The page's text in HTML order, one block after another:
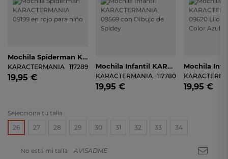
Mochila Spiderman KARACTERMANIA 09199 En Rojo Para Niño
KARACTERMANIA 117289
19,95 €
Mochila Infantil KARACTERMANIA 09569 Con DIbujo De Spidey
KARACTERMANIA 117780
19,95 € 19,95 €
Selecciona tu talla
26
27 28 29 30 31 32 33 34
No está mi talla AVISADME